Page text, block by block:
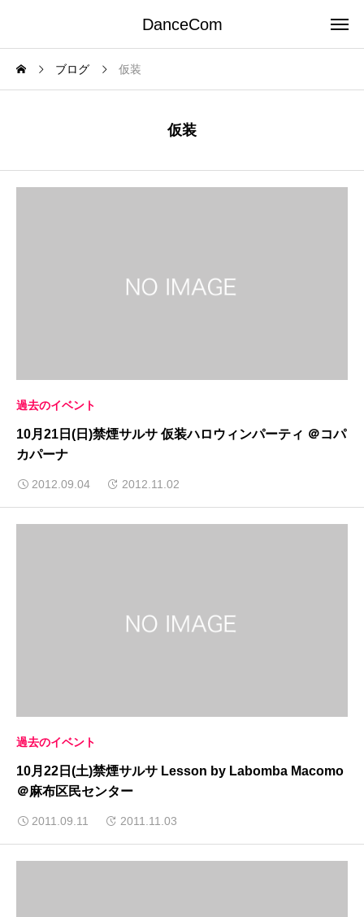
DanceCom
ブログ 仮装
仮装
過去のイベント
10月21日(日)禁煙サルサ 仮装ハロウィンパーティ ＠コパ
カパーナ
2012.09.04 2012.11.02
過去のイベント
10月22日(土)禁煙サルサ Lesson by Labomba Macomo
＠麻布区民センター
2011.09.11 2011.11.03